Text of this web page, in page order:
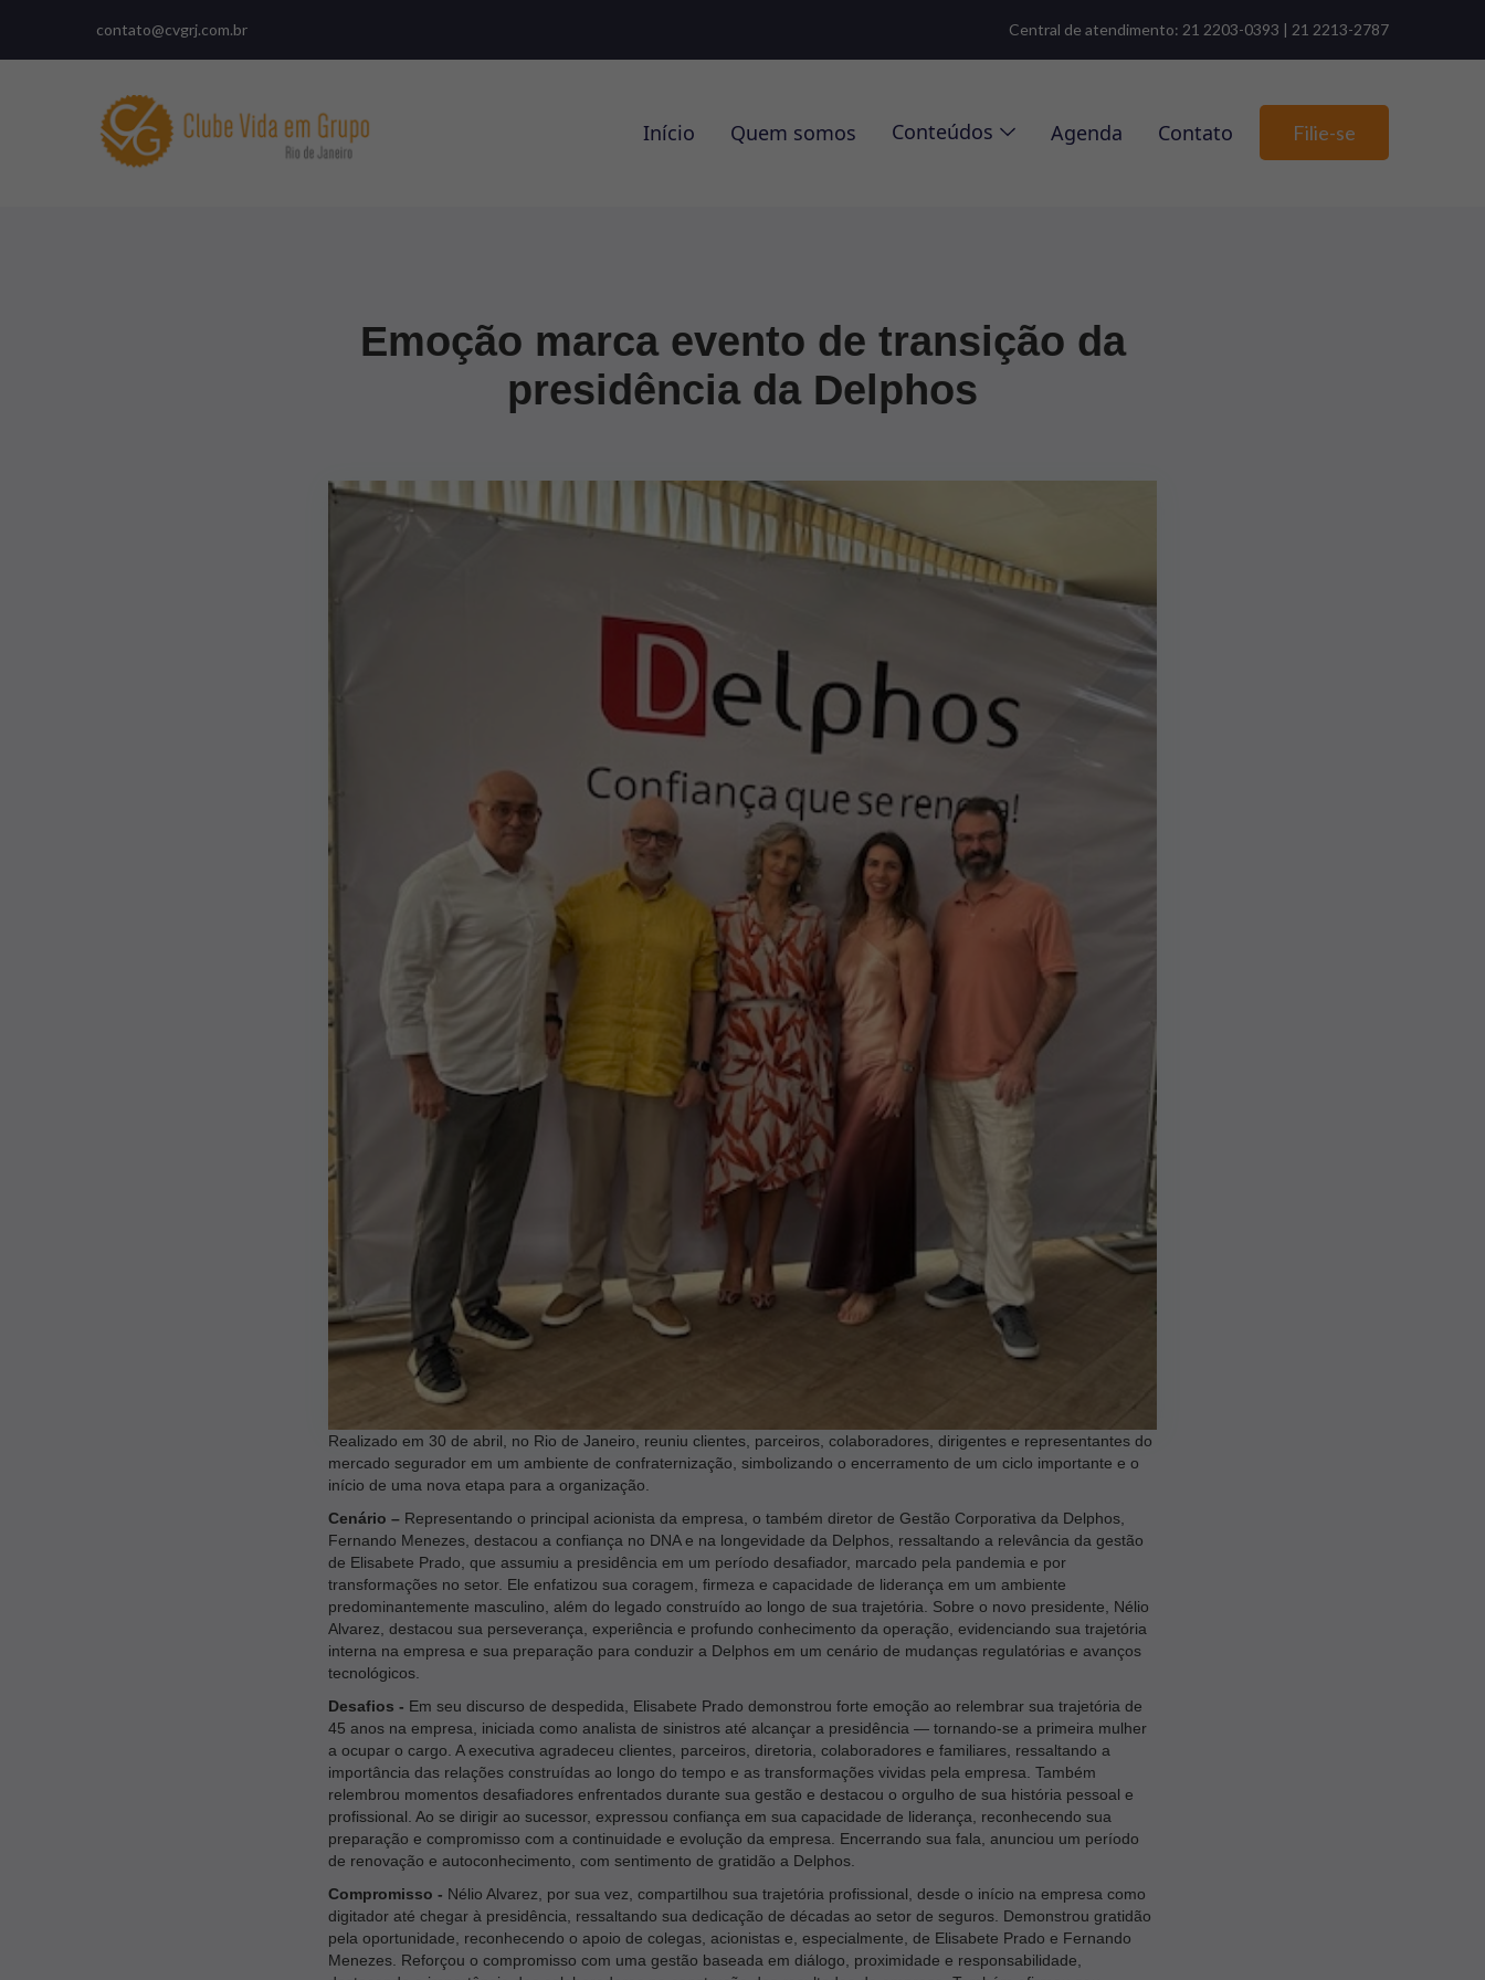
contato@cvgrj.com.br Central de atendimento: 21 2203-0393 | 21 2213-2787
Início Quem somos Conteúdos Agenda Contato Filie-se
Emoção marca evento de transição da
presidência da Delphos
Realizado em 30 de abril, no Rio de Janeiro, reuniu clientes, parceiros, colaboradores, dirigentes e representantes do
mercado segurador em um ambiente de confraternização, simbolizando o encerramento de um ciclo importante e o
início de uma nova etapa para a organização.
Cenário – Representando o principal acionista da empresa, o também diretor de Gestão Corporativa da Delphos,
Fernando Menezes, destacou a confiança no DNA e na longevidade da Delphos, ressaltando a relevância da gestão
de Elisabete Prado, que assumiu a presidência em um período desafiador, marcado pela pandemia e por
transformações no setor. Ele enfatizou sua coragem, firmeza e capacidade de liderança em um ambiente
predominantemente masculino, além do legado construído ao longo de sua trajetória. Sobre o novo presidente, Nélio
Alvarez, destacou sua perseverança, experiência e profundo conhecimento da operação, evidenciando sua trajetória
interna na empresa e sua preparação para conduzir a Delphos em um cenário de mudanças regulatórias e avanços
tecnológicos.
Desafios - Em seu discurso de despedida, Elisabete Prado demonstrou forte emoção ao relembrar sua trajetória de
45 anos na empresa, iniciada como analista de sinistros até alcançar a presidência — tornando-se a primeira mulher
a ocupar o cargo. A executiva agradeceu clientes, parceiros, diretoria, colaboradores e familiares, ressaltando a
importância das relações construídas ao longo do tempo e as transformações vividas pela empresa. Também
relembrou momentos desafiadores enfrentados durante sua gestão e destacou o orgulho de sua história pessoal e
profissional. Ao se dirigir ao sucessor, expressou confiança em sua capacidade de liderança, reconhecendo sua
preparação e compromisso com a continuidade e evolução da empresa. Encerrando sua fala, anunciou um período
de renovação e autoconhecimento, com sentimento de gratidão a Delphos.
Compromisso - Nélio Alvarez, por sua vez, compartilhou sua trajetória profissional, desde o início na empresa como
digitador até chegar à presidência, ressaltando sua dedicação de décadas ao setor de seguros. Demonstrou gratidão
pela oportunidade, reconhecendo o apoio de colegas, acionistas e, especialmente, de Elisabete Prado e Fernando
Menezes. Reforçou o compromisso com uma gestão baseada em diálogo, proximidade e responsabilidade,